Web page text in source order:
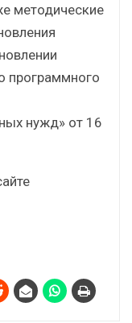
методические
программного
нужд» от 16